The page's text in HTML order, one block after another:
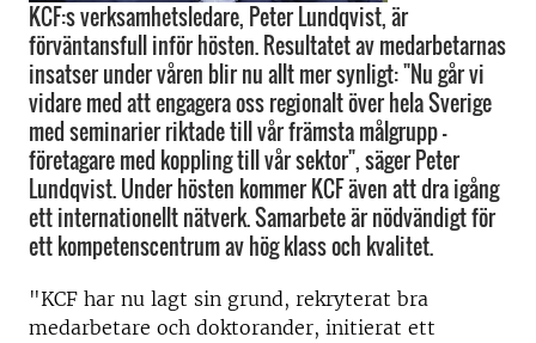
KCF:s verksamhetsledare, Peter Lundqvist, är
förväntansfull inför hösten. Resultatet av medarbetarnas
insatser under våren blir nu allt mer synligt: "Nu går vi
vidare med att engagera oss regionalt över hela Sverige
med seminarier riktade till vår främsta målgrupp -
företagare med koppling till vår sektor", säger Peter
Lundqvist. Under hösten kommer KCF även att dra igång
ett internationellt nätverk. Samarbete är nödvändigt för
ett kompetenscentrum av hög klass och kvalitet.
"KCF har nu lagt sin grund, rekryterat bra
medarbetare och doktorander, initierat ett